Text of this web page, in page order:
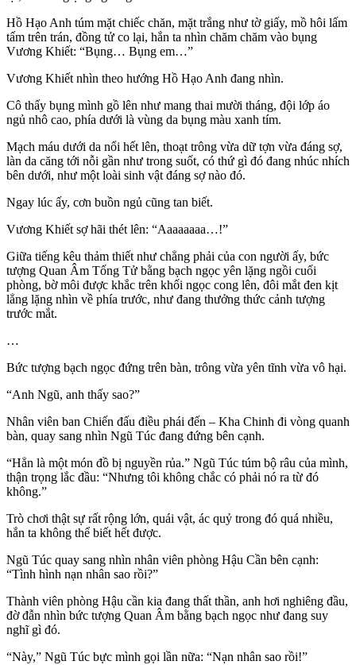
Hồ Hạo Anh túm mặt chiếc chăn, mặt trắng như tờ giấy, mồ hôi lấm
tấm trên trán, đồng tử co lại, hắn ta nhìn chăm chăm vào bụng
Vương Khiết: “Bụng… Bụng em…”
Vương Khiết nhìn theo hướng Hồ Hạo Anh đang nhìn.
Cô thấy bụng mình gồ lên như mang thai mười tháng, đội lớp áo
ngủ nhô cao, phía dưới là vùng da bụng màu xanh tím.
Mạch máu dưới da nổi hết lên, thoạt trông vừa dữ tợn vừa đáng sợ,
làn da căng tới nỗi gần như trong suốt, có thứ gì đó đang nhúc nhích
bên dưới, như một loài sinh vật đáng sợ nào đó.
Ngay lúc ấy, cơn buồn ngủ cũng tan biết.
Vương Khiết sợ hãi thét lên: “Aaaaaaaa…!”
Giữa tiếng kêu thảm thiết như chẳng phải của con người ấy, bức
tượng Quan Âm Tống Tử bằng bạch ngọc yên lặng ngồi cuối
phòng, bờ môi được khắc trên khối ngọc cong lên, đôi mắt đen kịt
lẳng lặng nhìn về phía trước, như đang thưởng thức cảnh tượng
trước mắt.
…
Bức tượng bạch ngọc đứng trên bàn, trông vừa yên tĩnh vừa vô hại.
“Anh Ngũ, anh thấy sao?”
Nhân viên ban Chiến đấu điều phái đến – Kha Chinh đi vòng quanh
bàn, quay sang nhìn Ngũ Túc đang đứng bên cạnh.
“Hẳn là một món đồ bị nguyền rủa.” Ngũ Túc túm bộ râu của mình,
thận trọng lắc đầu: “Nhưng tôi không chắc có phải nó ra từ đó
không.”
Trò chơi thật sự rất rộng lớn, quái vật, ác quỷ trong đó quá nhiều,
hắn ta không thể biết hết được.
Ngũ Túc quay sang nhìn nhân viên phòng Hậu Cần bên cạnh:
“Tình hình nạn nhân sao rồi?”
Thành viên phòng Hậu cần kia đang thất thần, anh hơi nghiêng đầu,
đờ đẫn nhìn bức tượng Quan Âm bằng bạch ngọc như đang suy
nghĩ gì đó.
“Này,” Ngũ Túc bực mình gọi lần nữa: “Nạn nhân sao rồi!”